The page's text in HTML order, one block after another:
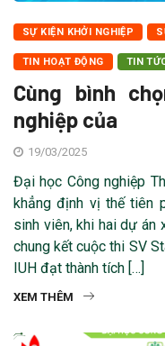
SỰ KIỆN KHỞI NGHIỆP
TIN HOẠT ĐỘNG TIN
Cùng bình
nghiệp của
19/03/2025
Đại học Công nghiệp
khẳng định vị thế tiên
sinh viên, khi hai dự
chung kết cuộc thi SV
IUH đạt thành tích […]
XEM THÊM